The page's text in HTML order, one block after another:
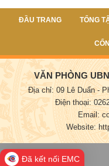
ĐẦU TRANG TỔNG
VĂN PHÒNG
Địa chỉ: 09 Lê Duẩn -
Điện thoại:
Email:
Website:
Đã kết nối EMC